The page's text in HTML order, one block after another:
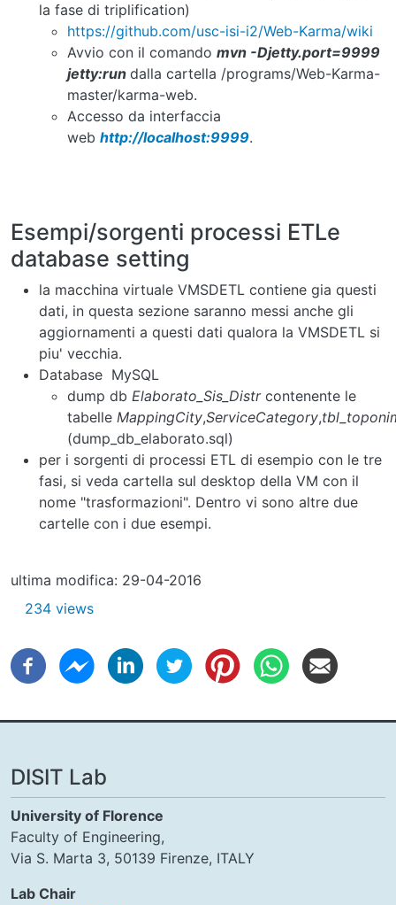
la fase di triplification)
https://github.com/usc-isi-i2/Web-Karma/wiki
Avvio con il comando mvn -Djetty.port=9999
jetty:run dalla cartella /programs/Web-Karma-
master/karma-web.
Accesso da interfaccia
web http://localhost:9999.
Esempi/sorgenti processi ETLe
database setting
la macchina virtuale VMSDETL contiene gia questi
dati, in questa sezione saranno messi anche gli
aggiornamenti a questi dati qualora la VMSDETL si
piu' vecchia.
Database MySQL
dump db Elaborato_Sis_Distr contenente le
tabelle MappingCity,ServiceCategory,
(dump_db_elaborato.sql)
per i sorgenti di processi ETL di esempio con le tre
fasi, si veda cartella sul desktop della VM con il
nome "trasformazioni". Dentro vi sono altre due
cartelle con i due esempi.
ultima modifica: 29-04-2016
234 views
DISIT Lab
University of Florence
Faculty of Engineering,
Via S. Marta 3, 50139 Firenze, ITALY
Lab Chair